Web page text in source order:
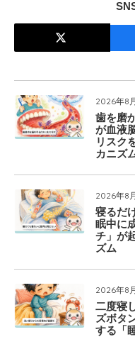
2026年8
歯を磨
が血液
リスク
カニズ
2026年8
寝るだ
眠中に
チ」が
ズム
2026年8
二度寝
ズボタ
する「